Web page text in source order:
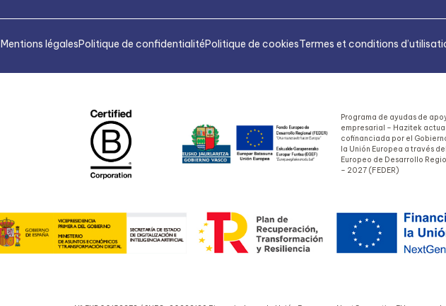
Mentions légalesPolitique de confidentialitéPolitique de cookiesTermes et conditions
Programa de ayudas de
empresarial – Hazitek
cofinanciada por el
la Unión Europea a través
Europeo de Desarrollo
– 2027 (FEDER)